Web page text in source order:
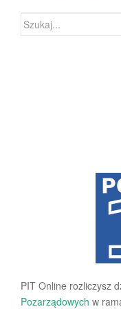
Szukaj:
PIT Online rozliczysz
Pozarządowych w